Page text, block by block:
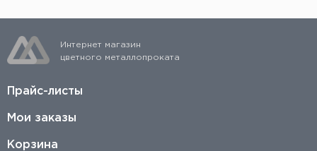
Интернет магазин
цветного металлопроката
Прайс-листы
Мои заказы
Корзина